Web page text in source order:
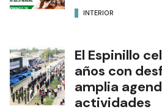
INTERIOR
El Espinillo
años con
amplia
actividades